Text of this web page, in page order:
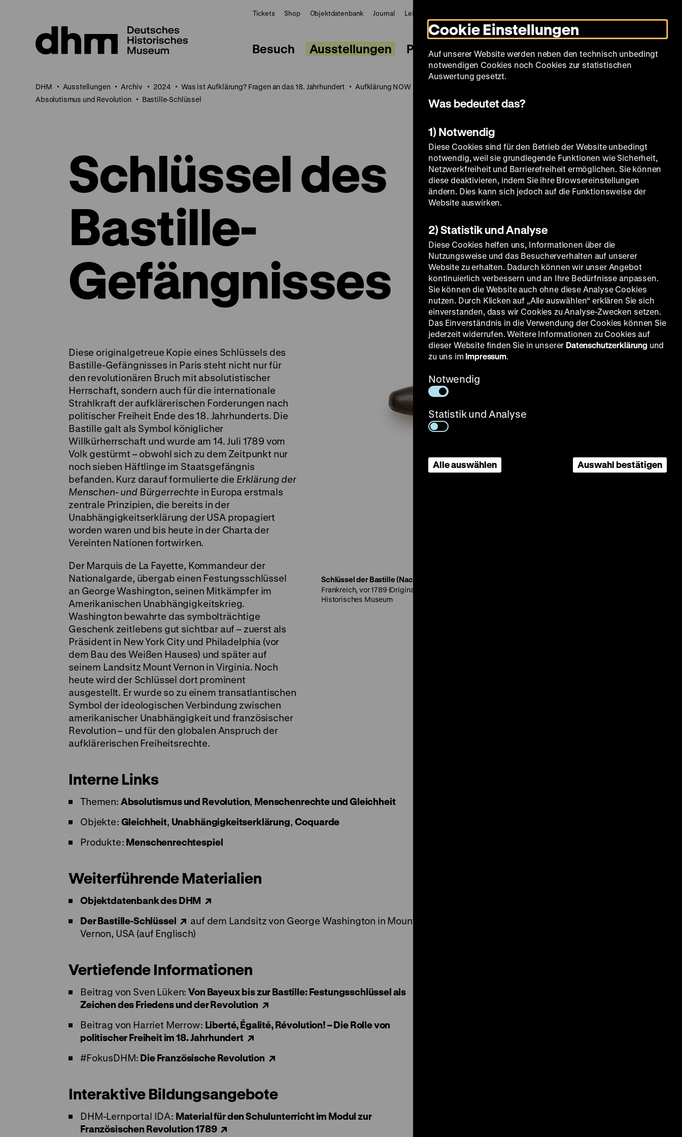
Seiteninhalt
springen
Tickets Shop Objektdatenbank Journal LeMO
Modus
umschalten
zum
Deutschen
Historischen
in
Deutscher
zum
Deutschen
Historischen
in
Leichter
Besuch Ausstellungen Programm Sammlung Bildung Museum
DHM Ausstellungen Archiv 2024 Was ist Aufklärung? Fragen an das 18. Jahrhundert Aufklärung NOW
Absolutismus und Revolution
Bastille-Schlüssel
Schlüssel des
Bastille-
Gefängnisses
Schlüssel der Bastille (Nachbildung)
Frankreich, vor 1789 (Original), Eisen, geschmiedet, geschwärzt © Berlin, Deutsches
Historisches Museum
Diese originalgetreue Kopie eines Schlüssels des
Bastille-Gefängnisses in Paris steht nicht nur für
den revolutionären Bruch mit absolutistischer
Herrschaft, sondern auch für die internationale
Strahlkraft der aufklärerischen Forderungen nach
politischer Freiheit Ende des 18. Jahrhunderts. Die
Bastille galt als Symbol königlicher
Willkürherrschaft und wurde am 14. Juli 1789 vom
Volk gestürmt – obwohl sich zu dem Zeitpunkt nur
noch sieben Häftlinge im Staatsgefängnis
befanden. Kurz darauf formulierte die Erklärung der
Menschen- und Bürgerrechte in Europa erstmals
zentrale Prinzipien, die bereits in der
Unabhängigkeitserklärung der USA propagiert
worden waren und bis heute in der Charta der
Vereinten Nationen fortwirken.
Der Marquis de La Fayette, Kommandeur der
Nationalgarde, übergab einen Festungsschlüssel
an George Washington, seinen Mitkämpfer im
Amerikanischen Unabhängigkeitskrieg.
Washington bewahrte das symbolträchtige
Geschenk zeitlebens gut sichtbar auf – zuerst als
Präsident in New York City und Philadelphia (vor
dem Bau des Weißen Hauses) und später auf
seinem Landsitz Mount Vernon in Virginia. Noch
heute wird der Schlüssel dort prominent
ausgestellt. Er wurde so zu einem transatlantischen
Symbol der ideologischen Verbindung zwischen
amerikanischer Unabhängigkeit und französischer
Revolution – und für den globalen Anspruch der
aufklärerischen Freiheitsrechte.
Interne Links
Themen: Absolutismus und Revolution, Menschenrechte und Gleichheit
Objekte: Gleichheit, Unabhängigkeitserklärung, Coquarde
Produkte: Menschenrechtespiel
Weiterführende Materialien
Objektdatenbank des DHM
Der Bastille-Schlüssel
auf dem Landsitz von George Washington in Mount
Vernon, USA (auf Englisch)
Vertiefende Informationen
Beitrag von Sven Lüken:Von Bayeux bis zur Bastille: Festungsschlüssel als
Zeichen des Friedens und der Revolution
Beitrag von Harriet Merrow: Liberté, Égalité, Révolution! – Die Rolle von
politischer Freiheit im 18. Jahrhundert
#FokusDHM: Die Französische Revolution
Interaktive Bildungsangebote
DHM-Lernportal IDA: Material für den Schulunterricht im Modul zur
Französischen Revolution 1789
Cookie Einstellungen
Auf unserer Website werden neben den technisch unbedingt
notwendigen Cookies noch Cookies zur statistischen
Auswertung gesetzt.
Was bedeutet das?
1) Notwendig
Diese Cookies sind für den Betrieb der Website unbedingt
notwendig, weil sie grundlegende Funktionen wie Sicherheit,
Netzwerkfreiheit und Barrierefreiheit ermöglichen. Sie können
diese deaktivieren, indem Sie ihre Browsereinstellungen
ändern. Dies kann sich jedoch auf die Funktionsweise der
Website auswirken.
2) Statistik und Analyse
Diese Cookies helfen uns, Informationen über die
Nutzungsweise und das Besucherverhalten auf unserer
Website zu erhalten. Dadurch können wir unser Angebot
kontinuierlich verbessern und an Ihre Bedürfnisse anpassen.
Sie können die Website auch ohne diese Analyse Cookies
nutzen. Durch Klicken auf „Alle auswählen“ erklären Sie sich
einverstanden, dass wir Cookies zu Analyse-Zwecken setzen.
Das Einverständnis in die Verwendung der Cookies können Sie
jederzeit widerrufen. Weitere Informationen zu Cookies auf
dieser Website finden Sie in unserer Datenschutzerklärung und
zu uns im Impressum.
Notwendig
Statistik und Analyse
Alle auswählen Auswahl bestätigen